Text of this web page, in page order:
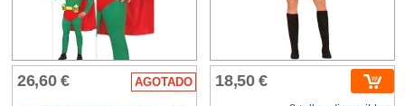
26,60 € AGOTADO 18,50 €